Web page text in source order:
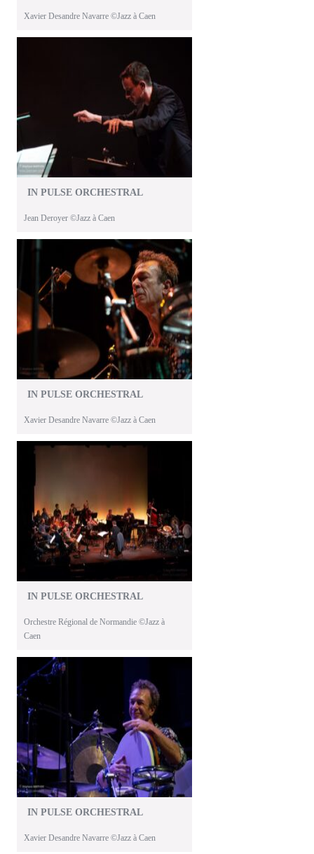
Xavier Desandre Navarre ©Jazz à Caen
IN PULSE ORCHESTRAL
Jean Deroyer ©Jazz à Caen
IN PULSE ORCHESTRAL
Xavier Desandre Navarre ©Jazz à Caen
IN PULSE ORCHESTRAL
Orchestre Régional de Normandie ©Jazz à
Caen
IN PULSE ORCHESTRAL
Xavier Desandre Navarre ©Jazz à Caen